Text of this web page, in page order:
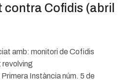
contra Cofidis (abril
amb: monitori de Cofidis
Instància núm. 5 de